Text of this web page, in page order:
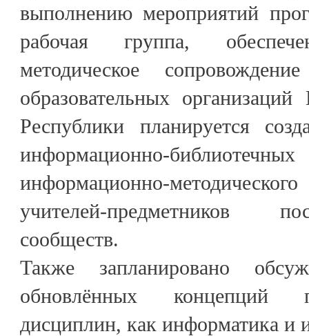
выполнению мероприятий
рабочая группа,
методическое
образовательных организаций
Республики планируется
информационно-
информационно-
учителей-предметников
сообществ.
Также запланировано
обновлённых концепций
дисциплин, как информатика и